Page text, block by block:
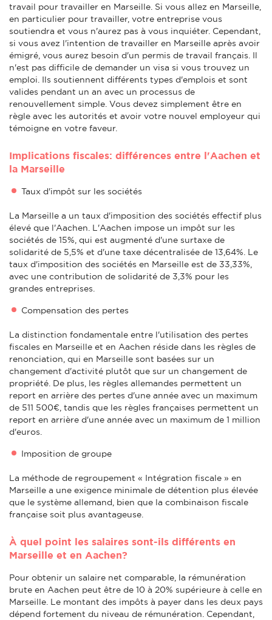
travail pour travailler en Marseille. Si vous allez en Marseille,
en particulier pour travailler, votre entreprise vous
soutiendra et vous n'aurez pas à vous inquiéter. Cependant,
si vous avez l'intention de travailler en Marseille après avoir
émigré, vous aurez besoin d'un permis de travail français. Il
n'est pas difficile de demander un visa si vous trouvez un
emploi. Ils soutiennent différents types d'emplois et sont
valides pendant un an avec un processus de
renouvellement simple. Vous devez simplement être en
règle avec les autorités et avoir votre nouvel employeur qui
témoigne en votre faveur.
Implications fiscales: différences entre l'Aachen et
la Marseille
Taux d'impôt sur les sociétés
La Marseille a un taux d'imposition des sociétés effectif plus
élevé que l'Aachen. L'Aachen impose un impôt sur les
sociétés de 15%, qui est augmenté d'une surtaxe de
solidarité de 5,5% et d'une taxe décentralisée de 13,64%. Le
taux d'imposition des sociétés en Marseille est de 33,33%,
avec une contribution de solidarité de 3,3% pour les
grandes entreprises.
Compensation des pertes
La distinction fondamentale entre l'utilisation des pertes
fiscales en Marseille et en Aachen réside dans les règles de
renonciation, qui en Marseille sont basées sur un
changement d'activité plutôt que sur un changement de
propriété. De plus, les règles allemandes permettent un
report en arrière des pertes d'une année avec un maximum
de 511 500€, tandis que les règles françaises permettent un
report en arrière d'une année avec un maximum de 1 million
d'euros.
Imposition de groupe
La méthode de regroupement « Intégration fiscale » en
Marseille a une exigence minimale de détention plus élevée
que le système allemand, bien que la combinaison fiscale
française soit plus avantageuse.
À quel point les salaires sont-ils différents en
Marseille et en Aachen?
Pour obtenir un salaire net comparable, la rémunération
brute en Aachen peut être de 10 à 20% supérieure à celle en
Marseille. Le montant des impôts à payer dans les deux pays
dépend fortement du niveau de rémunération. Cependant,